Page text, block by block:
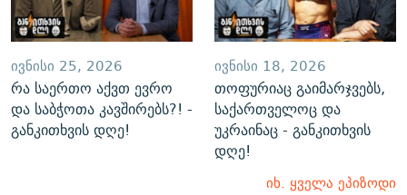
ᲘᲕᲜᲘᲡᲘ 25, 2026
რა საერთო აქვთ ევრო
და საბჭოთა კავშირებს?! -
განკითხვის დღე!
ᲘᲕᲜᲘᲡᲘ 18, 2026
თოფურიაც გაიმარჯვებს,
საქართველოც და
უკრაინაც - განკითხვის
დღე!
იხ. ყველა ეპიზოდი